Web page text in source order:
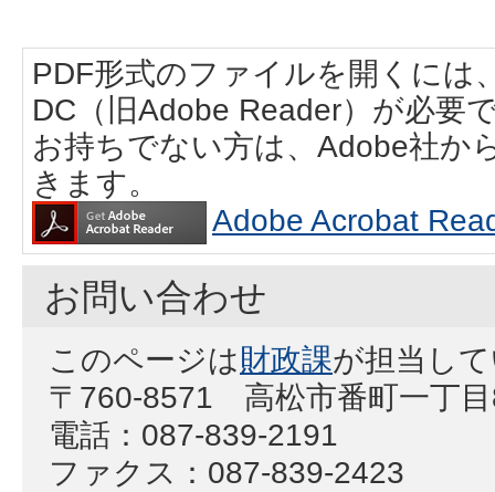
PDF形式のファイルを開くには
DC（旧Adobe Reader）が必要
お持ちでない方は、Adobe社か
きます。
Adobe Acrobat
お問い合わせ
このページは財政課が担当し
〒760-8571 高松市番町一丁
電話：087-839-2191
ファクス：087-839-2423